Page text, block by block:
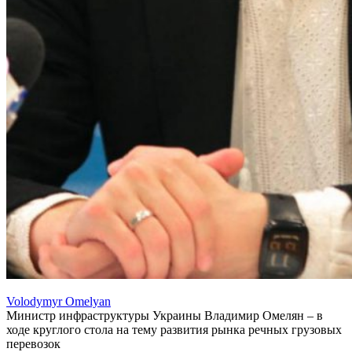
Volodymyr Omelyan
Министр инфраструктуры Украины Владимир Омелян – в
ходе круглого стола на тему развития рынка речных грузовых
перевозок